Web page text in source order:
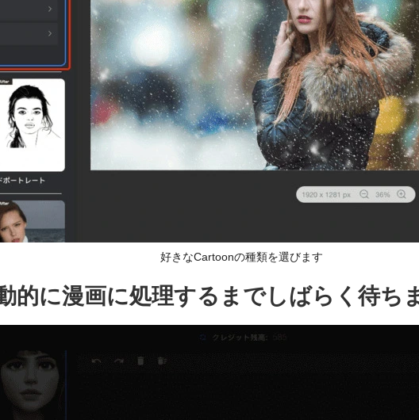
好きなCartoonの種類を選びます
的に漫画に処理するまでしばらく待ち